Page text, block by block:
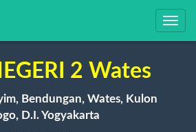
2 Wates
Bendungan, Wates, Kulon
D.I. Yogyakarta